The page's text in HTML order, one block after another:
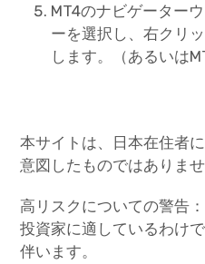
MT4のナビゲーター
ーを選択し、右クリ
します。（あるいは
本サイトは、日本在住者
意図したものではありませ
高リスクについての警告
投資家に適しているわけ
伴います。